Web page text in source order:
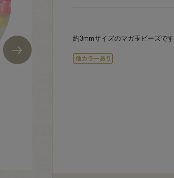
約3mmサイズのマガ玉ビーズです